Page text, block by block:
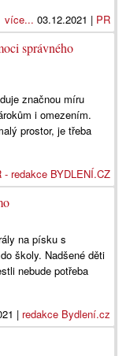
více... 03.12.2021 | PR
správného
značnou míru
i omezením.
prostor, je třeba
- redakce BYDLENÍ.CZ
na písku s
školy. Nadšené děti
nebude potřeba
| redakce Bydlení.cz